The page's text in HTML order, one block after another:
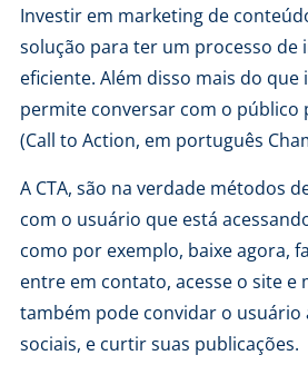
Investir em marketing de
solução para ter um processo de
eficiente. Além disso mais do
permite conversar com o público
(Call to Action, em português
A CTA, são na verdade métodos
com o usuário que está
como por exemplo, baixe agora,
entre em contato, acesse o site e
também pode convidar o usuário
sociais, e curtir suas publicações.